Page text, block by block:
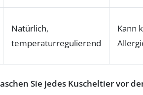
Natürlich,
temperaturregulierend
Kann
Sie jedes Kuscheltier vor